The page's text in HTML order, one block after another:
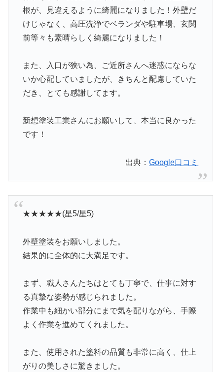
根が、見違えるように綺麗になりました！外壁だ
けじゃなく、高圧洗浄でベランダや駐車場、玄関
前等々も素晴らしく綺麗になりました！
また、入口が狭い為、ご近所さんへ迷惑にならな
いか心配していましたが、きちんと配慮していた
だき、とても感謝してます。
新想塗装工業さんにお願いして、本当に良かった
です！
出典：Google口コミ
★★★★★(星5/星5)
外壁塗装をお願いしました。
結果的に全体的に大満足です。
まず、職人さんたちはとても丁寧で、仕事に対す
る真摯な姿勢が感じられました。
作業中も細かい部分にまで気を配りながら、手際
よく作業を進めてくれました。
また、使用された塗料の品質も非常に高く、仕上
がりの美しさに驚きました。